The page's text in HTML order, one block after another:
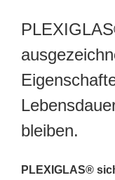
bleiben.
PLEXIGLAS®